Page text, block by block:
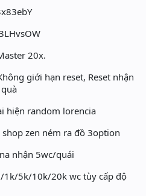
20x.
giới hạn reset, Reset nhận
hiện random lorencia
zen ném ra đồ 3option
nhận 5wc/quái
1k/5k/10k/20k wc tùy cấp độ